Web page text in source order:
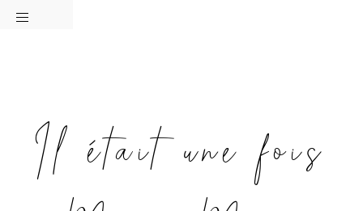
Passer
Passer
Passer
principaleIl était une fois